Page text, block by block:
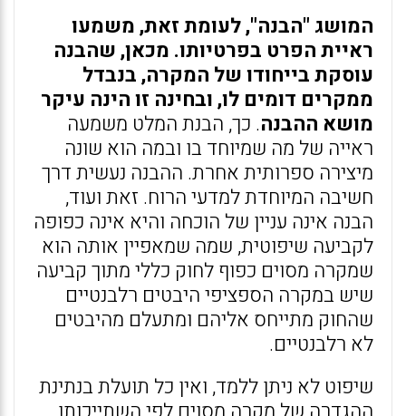
המושג "הבנה", לעומת זאת, משמעו
ראיית הפרט בפרטיותו. מכאן, שהבנה
עוסקת בייחודו של המקרה, בנבדל
ממקרים דומים לו, ובחינה זו הינה עיקר
מושא ההבנה. כך, הבנת המלט משמעה
ראייה של מה שמיוחד בו ובמה הוא שונה
מיצירה ספרותית אחרת. ההבנה נעשית דרך
חשיבה המיוחדת למדעי הרוח. זאת ועוד,
הבנה אינה עניין של הוכחה והיא אינה כפופה
לקביעה שיפוטית, שמה שמאפיין אותה הוא
שמקרה מסוים כפוף לחוק כללי מתוך קביעה
שיש במקרה הספציפי היבטים רלבנטיים
שהחוק מתייחס אליהם ומתעלם מהיבטים
לא רלבנטיים.
שיפוט לא ניתן ללמד, ואין כל תועלת בנתינת